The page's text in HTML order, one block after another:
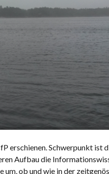
erschienen. Schwerpunkt ist
Aufbau die
ob und wie in der